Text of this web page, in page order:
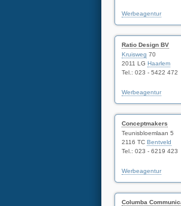
Werbeagentur
Ratio Design BV
Kruisweg 70
2011 LG Haarlem
Tel.: 023 - 5422 472
Werbeagentur
Conceptmakers
Teunisbloemlaan 5
2116 TC Bentveld
Tel.: 023 - 6219 423
Werbeagentur
Columba